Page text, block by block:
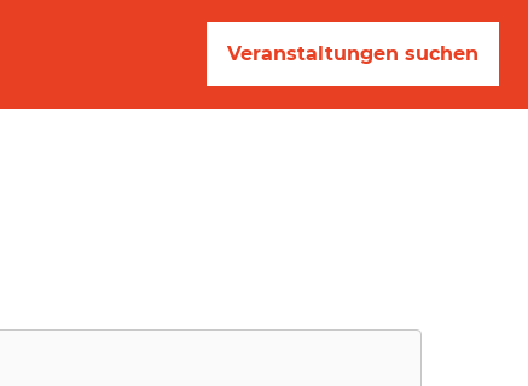
Veranstaltungen suchen